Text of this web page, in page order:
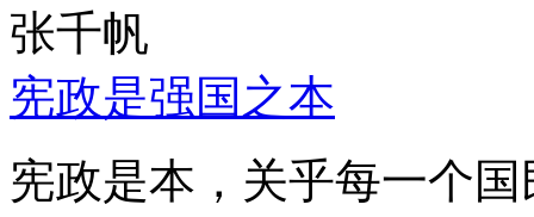
张千帆
宪政是强国之本
宪政是本，关乎每一个